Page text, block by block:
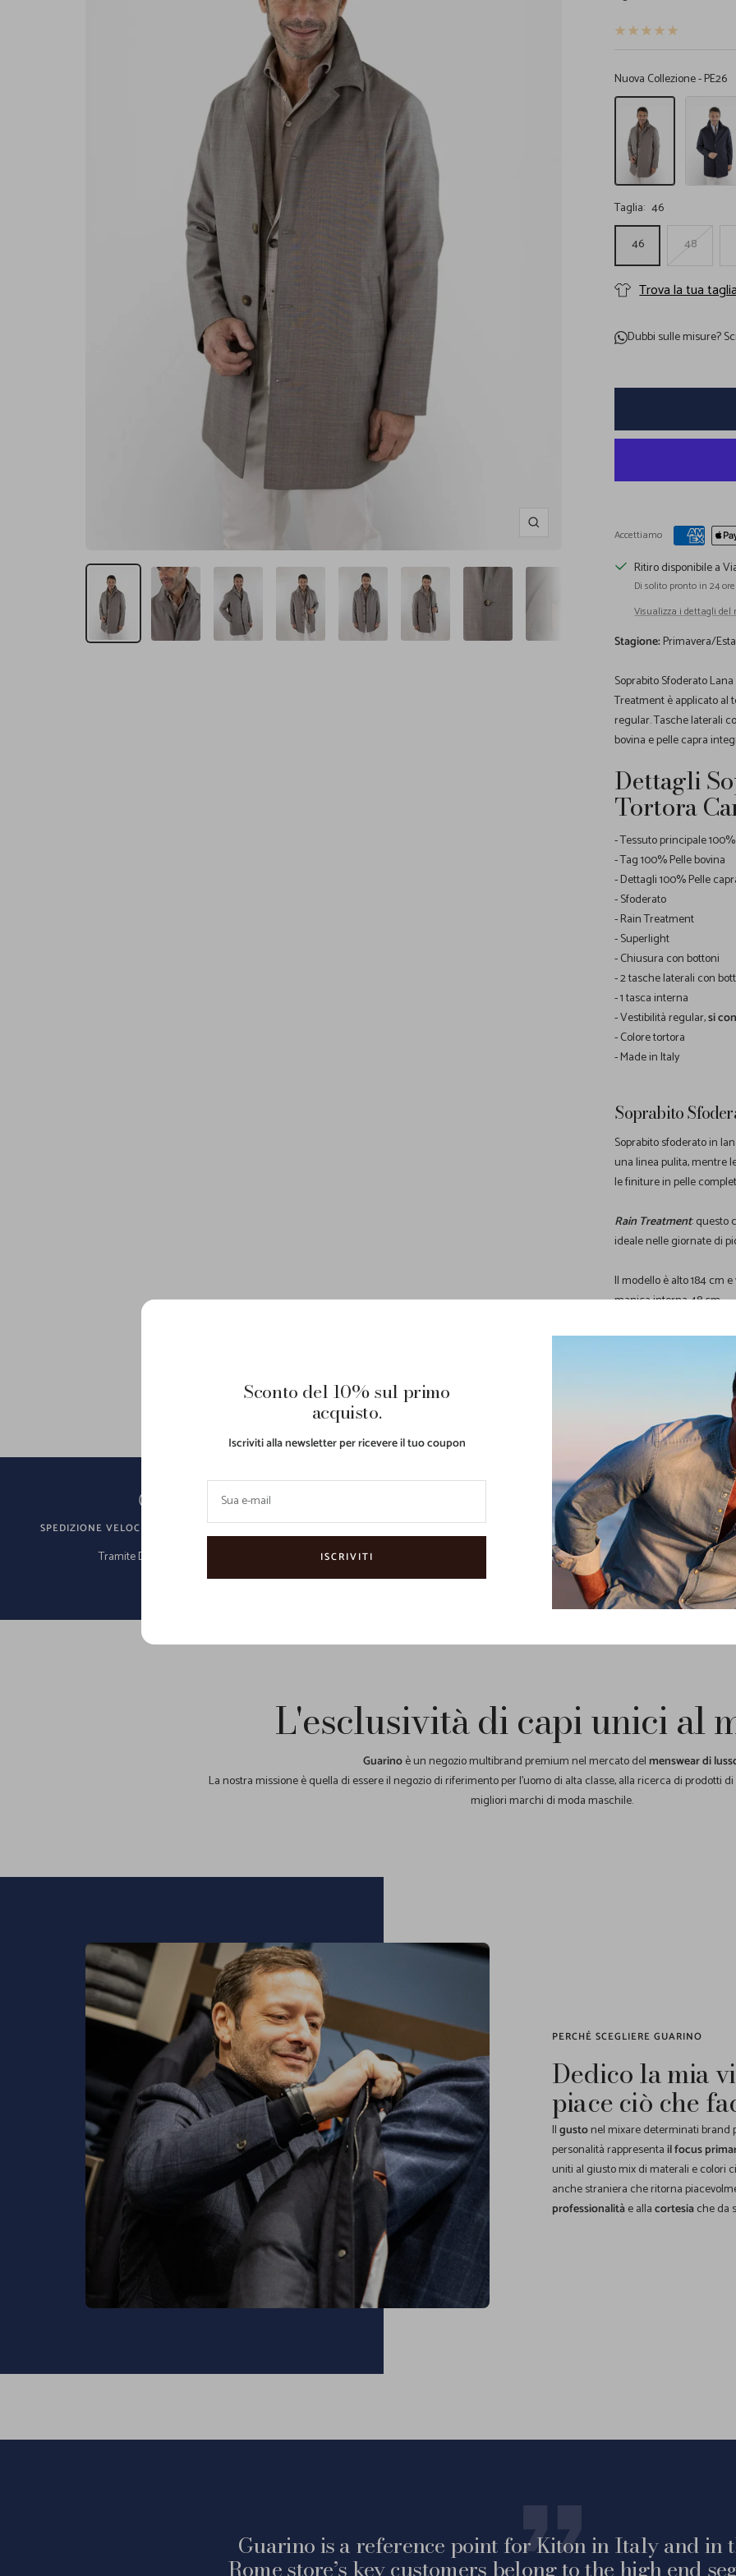
Sconto del 10% sul primo
acquisto.
Iscriviti alla newsletter per ricevere il tuo coupon
Sua e-mail
ISCRIVITI
Ingrandisci
vendita
Nuova Collezione - PE26
Soprabito
Sfoderato
Lana
Rain
Treatment
Tortora
Soprabito
Sfoderato
Lana
Treatment
Taglia: 46
46
48
Trova la tua
Dubbi sulle misure?
Accettiamo
Ritiro disponibile a
Di solito pronto in 24 ore
Visualizza i dettagli del
Stagione:Primavera/
Soprabito Sfoderato
Treatment è applicato al
regular. Tasche laterali
bovina e pelle capra
Dettagli
Tortora
- Tessuto principale
- Tag 100% Pelle bovina
- Dettagli 100% Pelle
- Sfoderato
- Rain Treatment
- Superlight
- Chiusura con bottoni
- 2 tasche laterali con
- 1 tasca interna
- Vestibilità regular,si
- Colore tortora
- Made in Italy
Soprabito
Soprabito sfoderato in
una linea pulita, mentre
le finiture in pelle
Rain Treatment: questo
ideale nelle giornate di
Il modello è alto 184 cm
manica interna 48 cm.
Spedizioni rapide in 24/
SPEDIZIONE VELOCE IN TUTTO IL MONDO
Tramite DHL e Fedex Entro 14 giorni dall'ordine
PAGAMENTI FACILI E
Accettiamo Carte, Paypal, Crypto
rate
L'esclusività di capi unici al
Guarinoè un negozio multibrand premium nel mercato delmenswear di
La nostra missione è quella di essere il negozio di riferimento per l'uomo di alta classe, alla ricerca di prodotti
migliori marchi di moda maschile.
PERCHÉ SCEGLIERE GUARINO
Dedico la mia
piace ciò che
Ilgustonel mixare determinati brand
personalità rappresentail focus
uniti al giusto mix di materali e colori
anche straniera che ritorna
professionalitàe allacortesiache da
Guarino is a reference point for Kiton in Italy and in
Rome store’s key customers belong to the high end